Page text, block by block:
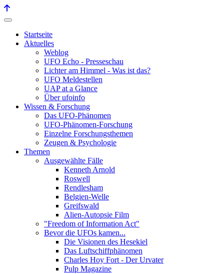
Startseite
Aktuelles
Weblog
UFO Echo - Presseschau
Lichter am Himmel - Was ist das?
UFO Meldestellen
UAP at a Glance
Über ufoinfo
Wissen & Forschung
Das UFO-Phänomen
UFO-Phänomen-Forschung
Einzelne Forschungsthemen
Zeugen & Psychologie
Themen
Ausgewählte Fälle
Kenneth Arnold
Roswell
Rendlesham
Belgien-Welle
Greifswald
Alien-Autopsie Film
"Freedom of Information Act"
Bevor die UFOs kamen...
Die Visionen des Hesekiel
Das Luftschiffphänomen
Charles Hoy Fort - Der Urvater
Pulp Magazine